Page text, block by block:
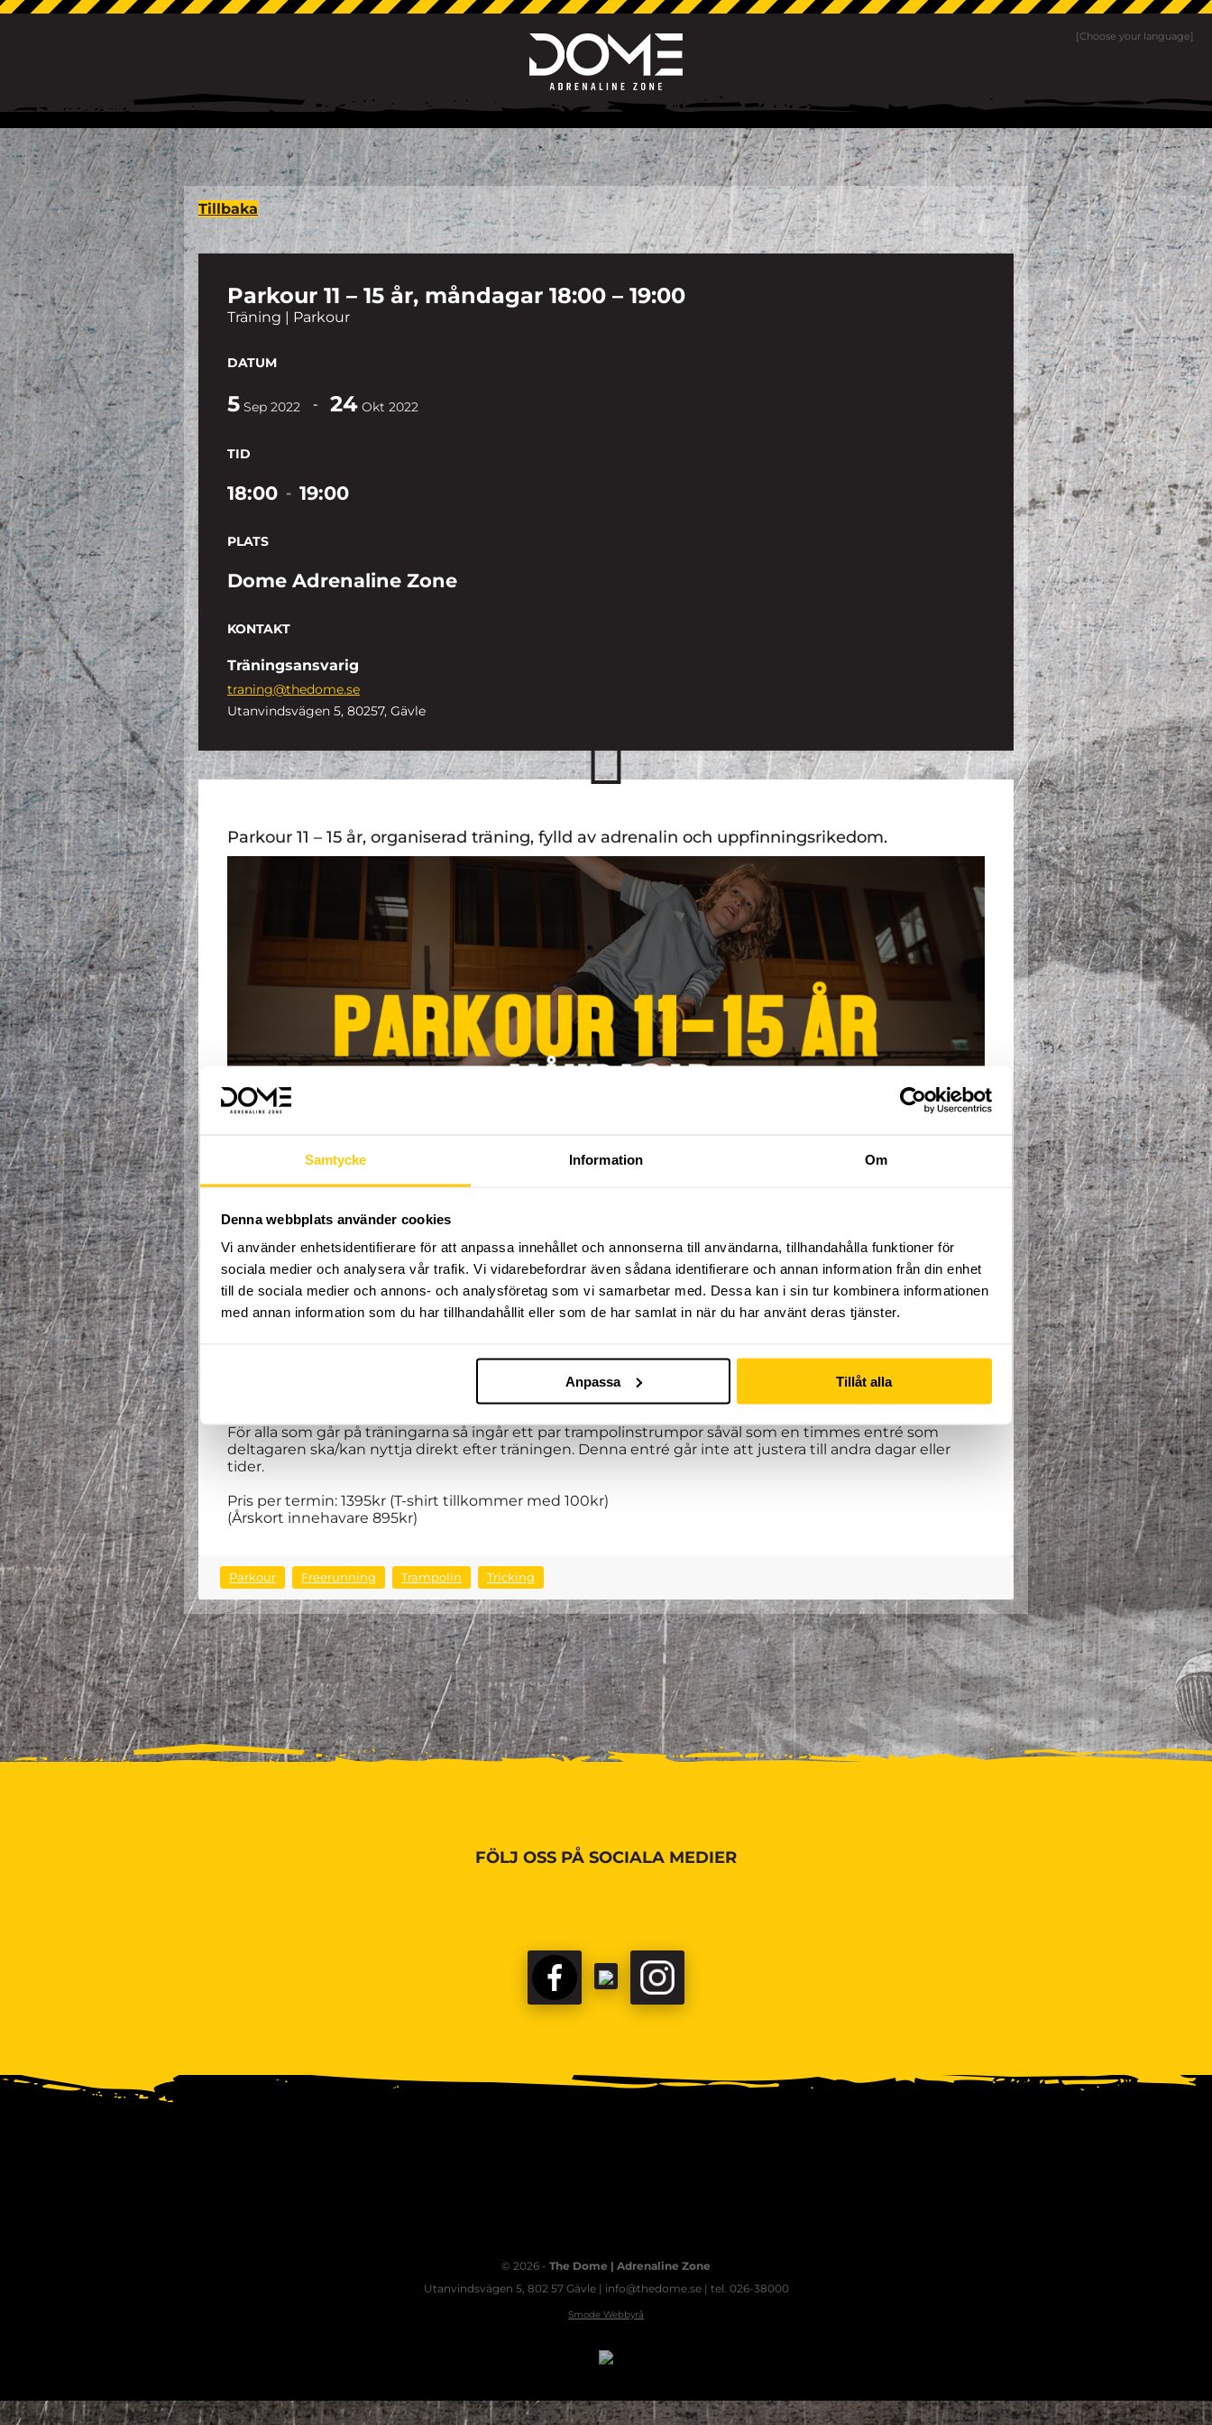
Samtycke Information Om
Denna webbplats använder cookies
Vi använder enhetsidentifierare för att anpassa innehållet och annonserna till användarna, tillhandahålla funktioner för
sociala medier och analysera vår trafik. Vi vidarebefordrar även sådana identifierare och annan information från din enhet
till de sociala medier och annons- och analysföretag som vi samarbetar med. Dessa kan i sin tur kombinera informationen
med annan information som du har tillhandahållit eller som de har samlat in när du har använt deras tjänster.
Anpassa Tillåt alla
[Choose your language]
Tillbaka
Parkour 11 – 15 år, måndagar 18:00 – 19:00
Träning | Parkour
DATUM
5 Sep 2022 - 24 Okt 2022
TID
18:00 - 19:00
PLATS
Dome Adrenaline Zone
KONTAKT
Träningsansvarig
traning@thedome.se
Utanvindsvägen 5, 80257, Gävle
Parkour 11 – 15 år, organiserad träning, fylld av adrenalin och uppfinningsrikedom.
Välkommen till en ny termin med organiserad träning, fylld av adrenalin och uppfinningsrikedom där du
får prova på alla våra sporter i en arena helt utan gränser!
Våra erfarna coacher tar hand om dig och ser till att du ständigt utvecklas i den riktning du brinner för.
Spontanitet, glädje och kamratskap är våra nyckelord!
Höstens termin är delad i två, första terminen på hösten pågår vecka 36 till och med 43. Totalt är det 8
tillfällen på första terminen med start 5:e september och avslutning 24:e oktober. Om du vill fortsätta till
nästa termin så finns möjlighet till det till ett mindre belopp. Anmälan till termin två öppnar längre in på
För alla som går på träningarna så ingår ett par trampolinstrumpor såväl som en timmes entré som
deltagaren ska/kan nyttja direkt efter träningen. Denna entré går inte att justera till andra dagar eller
tider.
Pris per termin: 1395kr (T-shirt tillkommer med 100kr)
(Årskort innehavare 895kr)
Parkour Freerunning Trampolin Tricking
FÖLJ OSS PÅ SOCIALA MEDIER
FACEBOOKTIKTOK
© 2026 - The Dome | Adrenaline Zone
Utanvindsvägen 5, 802 57 Gävle | info@thedome.se | tel. 026-38000
Smode Webbyrå